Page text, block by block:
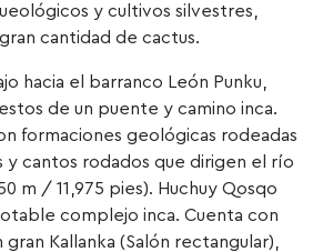
y cultivos silvestres,
cantidad de cactus.
hacia el barranco León Punku,
de un puente y camino inca.
formaciones geológicas rodeadas
y cantos rodados que dirigen el río
m / 11,975 pies). Huchuy Qosqo
complejo inca. Cuenta con
Kallanka (Salón rectangular),